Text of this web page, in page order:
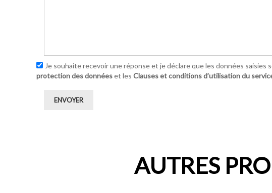
Je souhaite recevoir une réponse et je déclare que les données
protection des donnéeset les Clauses et conditions d’utilisation du
ENVOYER
AUTRES